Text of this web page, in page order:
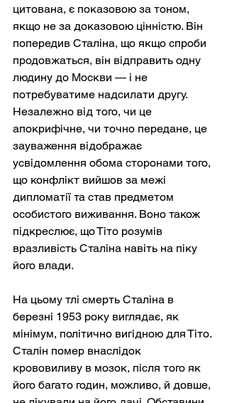
цитована, є показовою за тоном,
якщо не за доказовою цінністю. Він
попередив Сталіна, що якщо спроби
продовжаться, він відправить одну
людину до Москви — і не
потребуватиме надсилати другу.
Незалежно від того, чи це
апокрифічне, чи точно передане, це
зауваження відображає
усвідомлення обома сторонами того,
що конфлікт вийшов за межі
дипломатії та став предметом
особистого виживання. Воно також
підкреслює, що Тіто розумів
вразливість Сталіна навіть на піку
його влади.
На цьому тлі смерть Сталіна в
березні 1953 року виглядає, як
мінімум, політично вигідною для Тіто.
Сталін помер внаслідок
крововиливу в мозок, після того як
його багато годин, можливо, й довше,